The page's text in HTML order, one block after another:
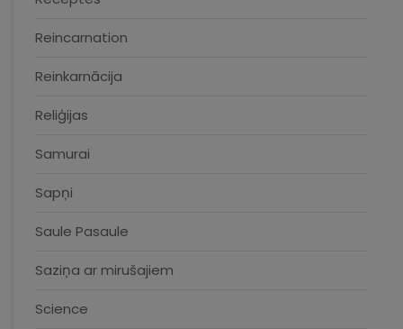
Reincarnation
Reinkarnācija
Reliģijas
Samurai
Sapņi
Saule Pasaule
Saziņa ar mirušajiem
Science